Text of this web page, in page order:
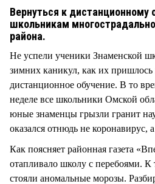
Вернуться к
школьникам
района.
Не успели ученики Знаменской
зимних каникул, как их пришлось
дистанционное обучение. В то
неделе все школьники Омской
юные знаменцы грызли гранит
оказался отнюдь не коронавирус,
Как поясняет районная газета
отапливало школу с перебоями. К
стояли аномальные морозы.